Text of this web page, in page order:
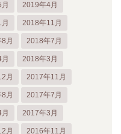
2019年4月
2018年11月
月 2018年7月
2018年3月
月 2017年11月
月 2017年7月
2017年3月
月 2016年11月